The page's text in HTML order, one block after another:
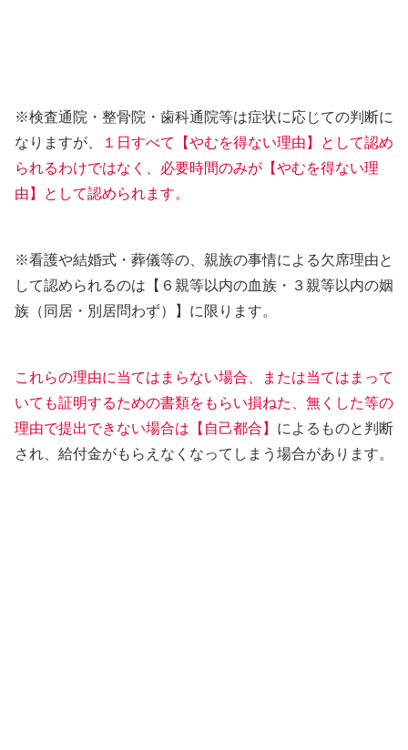
※検査通院・整骨院・歯科通院等は症状に応じての判断に
なりますが、
１日すべて【やむを得ない理由】として認め
られるわけではなく、必要時間のみが【やむを得ない理
由】として認められます。
※看護や結婚式・葬儀等の、親族の事情による欠席理由と
して認められるのは【６親等以内の血族・３親等以内の姻
族（同居・別居問わず）】に限ります。
これらの理由に当てはまらない場合、または当てはまって
いても証明するための書類をもらい損ねた、無くした等の
理由で提出できない場合は【自己都合】 によるものと判断
され、給付金がもらえなくなってしまう場合があります。